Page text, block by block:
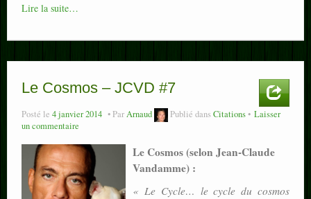
Lire la suite…
Le Cosmos – JCVD #7
Posté le 4 janvier 2014 ParArnaud Publié dansCitations
Laisser
un commentaire
Le Cosmos (selon Jean-Claude
Vandamme) :
« Le Cycle… le cycle du cosmos